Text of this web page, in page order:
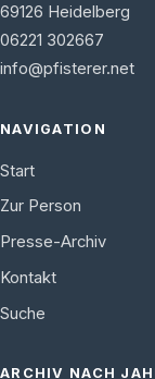
69126 Heidelberg
06221 302667
info@pfisterer.net
NAVIGATION
Start
Zur Person
Presse-Archiv
Kontakt
Suche
ARCHIV NACH